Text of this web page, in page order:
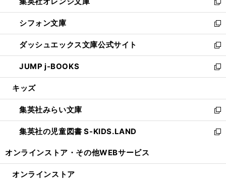
開
く
ド
ウ
で
開
く
い
ウ
ィ
ン
ド
ウ
で
開
新
し
い
ウ
ィ
ン
ド
ウ
開
く
シフォン文庫
新
し
い
ウ
ィ
ン
ウ
で
開
く
ダッシュエックス文庫公式サイト
新
し
い
ウ
ン
ド
ウ
で
JUMP j-BOOKS
新
し
ウ
ィ
ン
ド
開
キッズ
集英社みらい文庫
新
し
い
ン
集英社の児童図書 S-KIDS.LAND
新
ウ
オンラインストア・ その他WEBサービス
オンラインストア